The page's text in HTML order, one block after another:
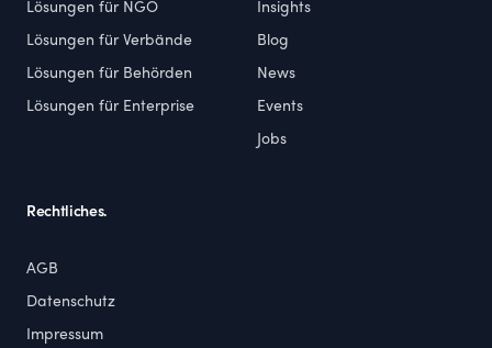
Lösungen für NGO
Lösungen für Verbände
Lösungen für Behörden
Lösungen für Enterprise
Insights
Blog
News
Events
Jobs
Rechtliches.
AGB
Datenschutz
Impressum